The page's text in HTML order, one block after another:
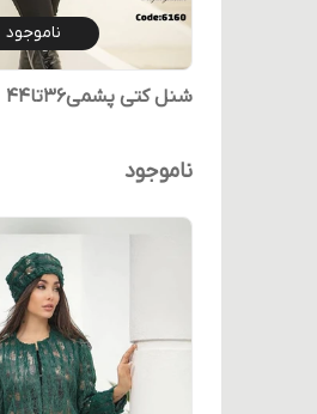
ناموجود
شنل کتی پشمی۳۶تا۴۴
ناموجود